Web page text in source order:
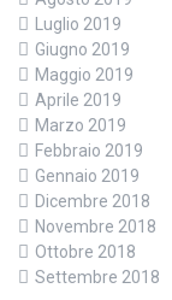
Luglio 2019
Giugno 2019
Maggio 2019
Aprile 2019
Marzo 2019
Febbraio 2019
Gennaio 2019
Dicembre 2018
Novembre 2018
Ottobre 2018
Settembre 2018